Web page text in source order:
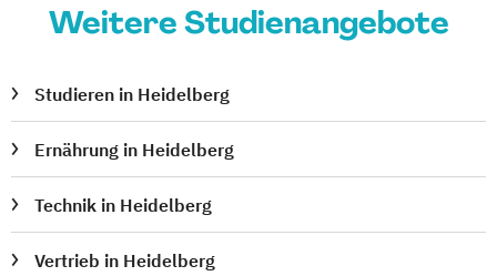
Weitere Studienangebote
Studieren in Heidelberg
Ernährung in Heidelberg
Technik in Heidelberg
Vertrieb in Heidelberg